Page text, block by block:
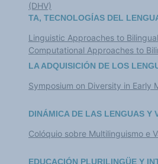
(DHV)
TA, TECNOLOGÍAS DEL
Linguistic Approaches to
Computational Approaches to
LA ADQUISICIÓN DE LOS
Symposium on Diversity in Early
DINÁMICA DE LAS LENGUAS Y
Colóquio sobre Multilinguismo e
EDUCACIÓN PLURILINGÜE Y